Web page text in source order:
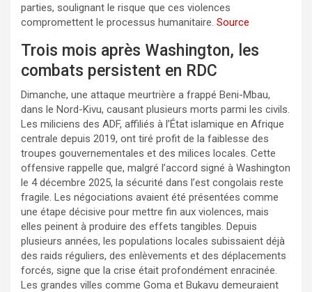
parties, soulignant le risque que ces violences
compromettent le processus humanitaire. Source
Trois mois après Washington, les
combats persistent en RDC
Dimanche, une attaque meurtrière a frappé Beni-Mbau,
dans le Nord-Kivu, causant plusieurs morts parmi les civils.
Les miliciens des ADF, affiliés à l’État islamique en Afrique
centrale depuis 2019, ont tiré profit de la faiblesse des
troupes gouvernementales et des milices locales. Cette
offensive rappelle que, malgré l’accord signé à Washington
le 4 décembre 2025, la sécurité dans l’est congolais reste
fragile. Les négociations avaient été présentées comme
une étape décisive pour mettre fin aux violences, mais
elles peinent à produire des effets tangibles. Depuis
plusieurs années, les populations locales subissaient déjà
des raids réguliers, des enlèvements et des déplacements
forcés, signe que la crise était profondément enracinée.
Les grandes villes comme Goma et Bukavu demeuraient